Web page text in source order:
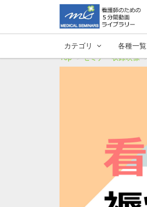
カテゴリ 各種一覧
Top
セミナー収録映像